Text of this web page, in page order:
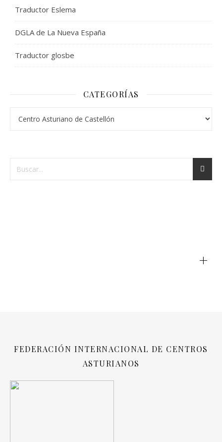
Traductor Eslema
DGLA de La Nueva España
Traductor glosbe
CATEGORÍAS
+
FEDERACIÓN INTERNACIONAL DE CENTROS
ASTURIANOS